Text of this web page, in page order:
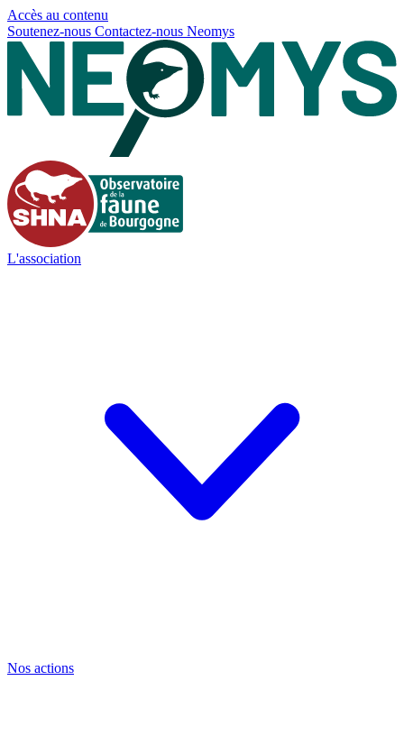
Accès au contenu
Soutenez-nous Contactez-nous Neomys
L'association
Nos actions
Panneau de gestion des cookies